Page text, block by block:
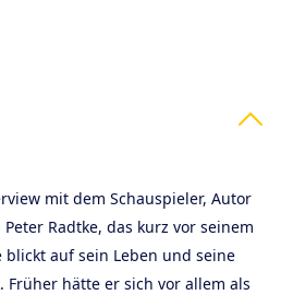
mit dem Schauspieler, Autor
Radtke, das kurz vor seinem
auf sein Leben und seine
Früher hätte er sich vor allem als